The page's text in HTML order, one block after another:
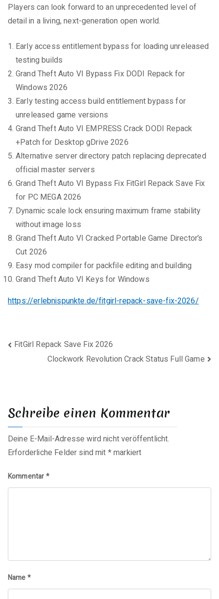
Players can look forward to an unprecedented level of
detail in a living, next-generation open world.
Early access entitlement bypass for loading unreleased
testing builds
Grand Theft Auto VI Bypass Fix DODI Repack for
Windows 2026
Early testing access build entitlement bypass for
unreleased game versions
Grand Theft Auto VI EMPRESS Crack DODI Repack
+Patch for Desktop gDrive 2026
Alternative server directory patch replacing deprecated
official master servers
Grand Theft Auto VI Bypass Fix FitGirl Repack Save Fix
for PC MEGA 2026
Dynamic scale lock ensuring maximum frame stability
without image loss
Grand Theft Auto VI Cracked Portable Game Director’s
Cut 2026
Easy mod compiler for packfile editing and building
Grand Theft Auto VI Keys for Windows
https://erlebnispunkte.de/fitgirl-repack-save-fix-2026/
Beitragsnavigation
FitGirl Repack Save Fix 2026
Clockwork Revolution Crack Status Full Game
Schreibe einen Kommentar
Deine E-Mail-Adresse wird nicht veröffentlicht.
Erforderliche Felder sind mit *markiert
Kommentar*
Name*